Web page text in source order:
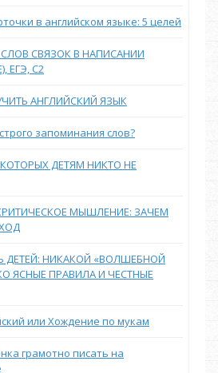
в английском языке: 5 целей
СВЯЗОК В НАПИСАНИИ
ЕГЭ, С2
АНГЛИЙСКИЙ ЯЗЫК
запоминания слов?
ДЕТЯМ НИКТО НЕ
МЫШЛЕНИЕ: ЗАЧЕМ
ДЕТЕЙ: НИКАКОЙ «ВОЛШЕБНОЙ
ЯСНЫЕ ПРАВИЛА И ЧЕСТНЫЕ
или Хождение по мукам
грамотно писать на